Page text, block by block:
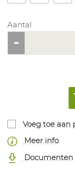
Aantal
Voeg toe
Meer info
Documenten